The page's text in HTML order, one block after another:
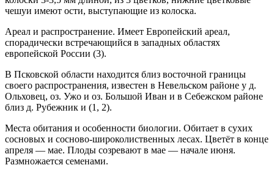
чешуи имеют ости, выступающие из колоска.
Ареал и распространение. Имеет Европейский ареал,
спорадически встречающийся в западных об­ластях
европейской России (3).
В Псковской области находится близ восточной границы
своего распространения, известен в Невель­ском районе у д.
Ольховец, оз. Ужо и оз. Большой Иван и в Себежском районе
близ д. Рубежник и (1, 2).
Места обитания и особенности биологии. Обитает в сухих
сосновых и сосново-широколи­ственных лесах. Цветёт в конце
апреля — мае. Пло­ды созревают в мае — начале июня.
Размножается семенами.